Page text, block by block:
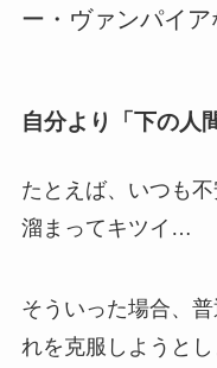
ー・ヴァンパイア
自分より「下の人
たとえば、いつも
溜まってキツイ…
そういった場合、
れを克服しようとし